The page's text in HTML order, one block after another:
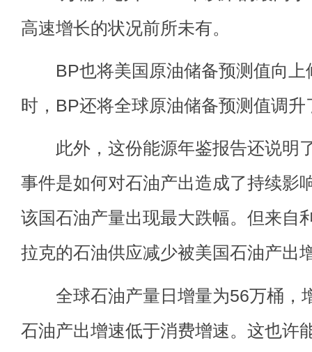
高速增长的状况前所未有。
BP也将美国原油储备预测值向上
时，BP还将全球原油储备预测值调升
此外，这份能源年鉴报告还说明
事件是如何对石油产出造成了持续影
该国石油产量出现最大跌幅。但来自
拉克的石油供应减少被美国石油产出
全球石油产量日增量为56万桶，
石油产出增速低于消费增速。这也许